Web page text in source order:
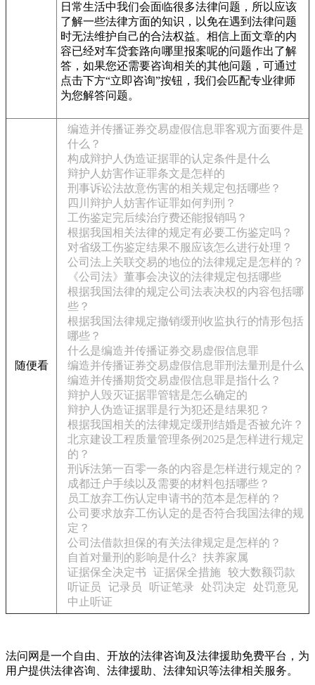
日常生活中我们会面临很多法律问题，所以应该
了解一些法律方面的知识，以免在遇到法律问题
时无法维护自己的合法权益。相信上面文章的内
容已经对车贷套路向哪里报案呢的问题作出了解
答，如果您还需要咨询相关的其他问题，可通过
点击下方“立即咨询”按钮，我们会匹配专业律师
为您解答问题。
随便看
编造并传播证券交易虚假信息罪客观方面要件是
什么？
构成辩护人伪造证据罪的认定条件是什么
辩护人妨害作证罪条文是怎样的
刑事诉讼法故意伤害的相关规定包括哪些？
四川辩护人妨害作证罪如何判刑？
工伤鉴定完后续治疗费还能报销吗？
根据我国相关法律的规定有必要工伤鉴定吗？
对省级工伤鉴定结果不服应该怎么进行处理？
公司法上关联交易的地位的法律规定是怎样的？
《公司法》董事会决议的法律规定包括哪些
根据我国法律的规定公司法表决权的内容包括哪
些？
根据我国法律规定撤销缓刑收监执行的情形包括
哪些？
什么是编造并传播证券交易虚假信息罪
编造并传播证券交易虚假信息罪刑法量刑是什么
编造并传播期货交易虚假信息罪是指什么？
辩护人毁灭证据罪管辖是怎么确定的
辩护人伪造证据罪是行为犯还是结果犯？
根据我国相关的法律规定缓刑结婚是否被允许？
北京建设工程质量管理条例2025是怎样进行规定
的？
刑诉法第一百零一条的内容是怎样进行规定的？
成都迁户手续以及需要的材料包括哪些？
员工放弃工伤认定申请书的范本是怎样的？
公司要求放弃工伤认定的是否符合我国法律的规
定？
公司法借款担保的有关法律规定是怎样的？
自首对量刑的影响是什么? 扶养家属
证据保全决定书
证据保全措施
较大数额罚款
听证员
记录员 听证笔录 处罚决定
处罚意见
中止听证
法问网是一个自由、开放的法律咨询及法律援助免费平台，为
用户提供法律咨询、法律援助、法律知识等法律相关服务。